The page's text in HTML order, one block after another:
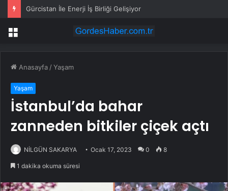
Gürcistan İle Enerji İş Birliği Gelişiyor
Menü
Anasayfa /Yaşam
Yaşam
İstanbul’da bahar
zanneden bitkiler çiçek açtı
NİLGÜN SAKARYA Ocak 17, 2023 0 8
1 dakika okuma süresi